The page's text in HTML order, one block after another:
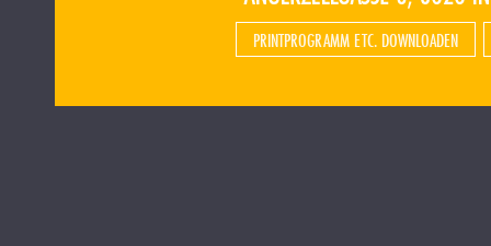
PRINTPROGRAMM ETC. DOWNLOADEN